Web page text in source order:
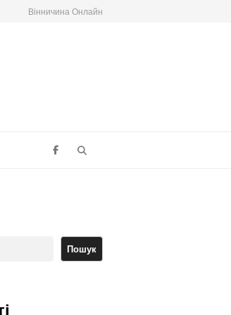
Вінничина Онлайн
Пошук